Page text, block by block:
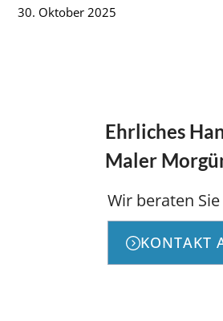
30. Oktober 2025
Ehrliches
Maler
Wir beraten
KONTAKT